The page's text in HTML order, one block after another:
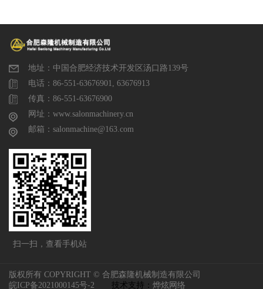
地址：中国合肥经济技术开发区汤口路139号
电话：86-551-63676901, 63676913
传真：86-551-63676900
网址：www.salonmachinery.cn
邮箱：salonmachine@163.com
扫一扫，查看手机站
版权所有 COPYRIGHT © 合肥森隆机械制造有限公司
皖ICP备2021000145号-2
技术支持： 烨炫网络